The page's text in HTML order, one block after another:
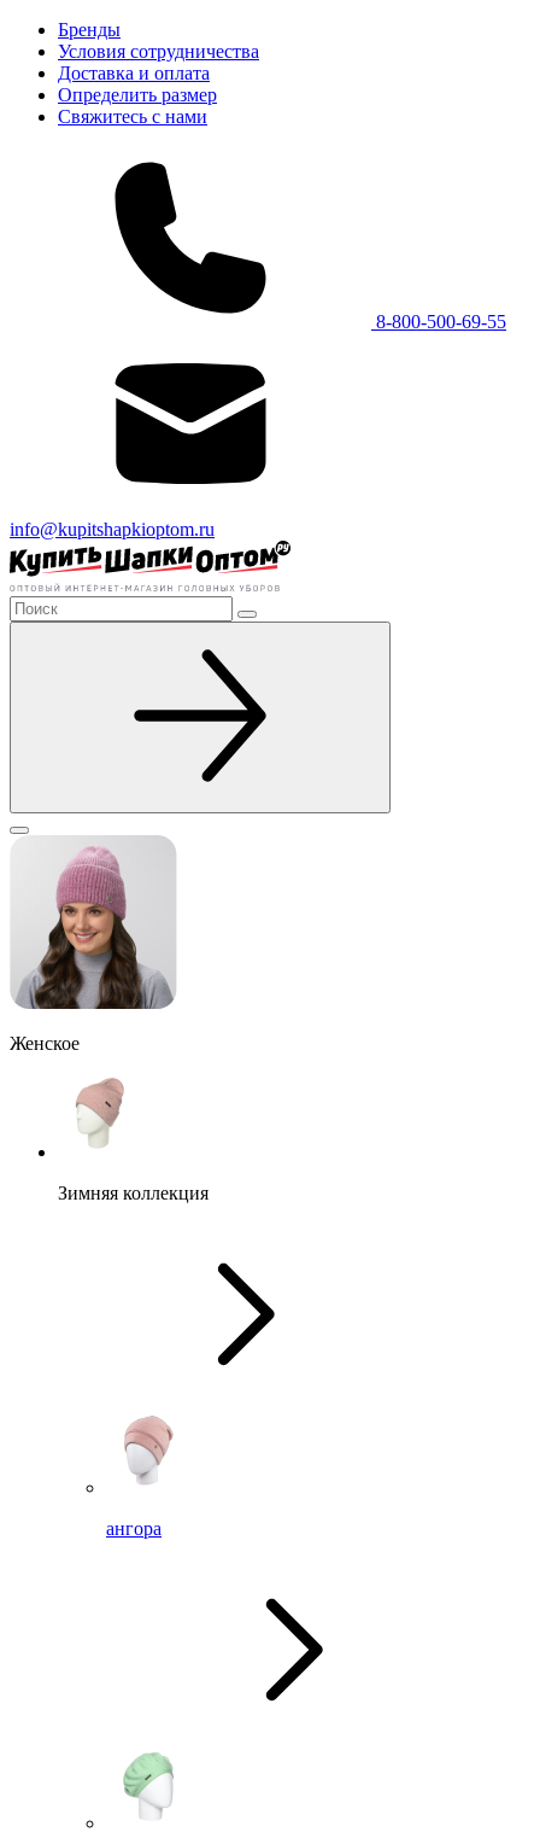
Бренды
Условия сотрудничества
Доставка и оплата
Определить размер
Свяжитесь с нами
8-800-500-69-55
info@kupitshapkioptom.ru
Женское
Зимняя коллекция
ангора